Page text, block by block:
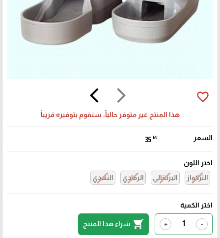
arrow_forward_ios
arrow_back_ios favorite_border
هذا المنتج غير متوفر حالياً، سنقوم بتوفيره قريباً
السعر 35 ₪
اختر اللون
التركواز
البرتقالي الرمادي النهدي
اختر الكمية
-
+
shopping_cart شراء هذا المنتج